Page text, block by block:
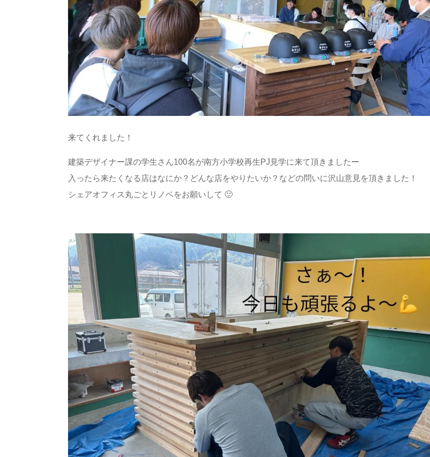
来てくれました！
建築デザイナー課の学生さん100名が南方小学校再生PJ見学に来て頂きましたー
入ったら来たくなる店はなにか？どんな店をやりたいか？などの問いに沢山意見を頂きました！
シェアオフィス丸ごとリノベをお願いして 🙂